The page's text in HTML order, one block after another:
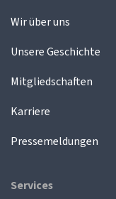
Wir über uns
Unsere Geschichte
Mitgliedschaften
Karriere
Pressemeldungen
Services